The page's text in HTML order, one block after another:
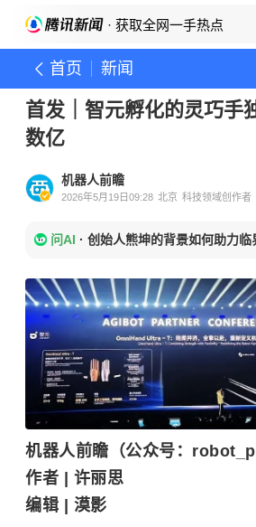
· 获取全网一手热点
首页 新闻
首发｜智元孵化的灵巧手
数亿
机器人前瞻
2026年5月19日09:28 北京 科技领域创作者
问AI · 创始人熊坤的背景如何助力临
机器人前瞻（公众号：
作者 | 许丽思
编辑 | 漠影